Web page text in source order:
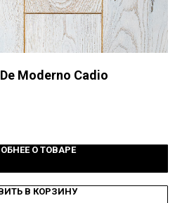
Moderno Cadio
О ТОВАРЕ
В КОРЗИНУ